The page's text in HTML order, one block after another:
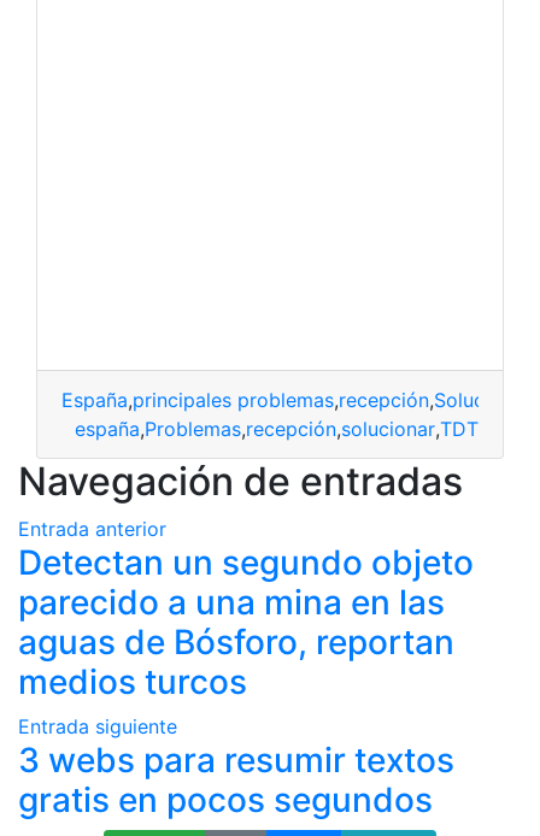
España,principales problemas,recepción,Solucionar
españa,Problemas,recepción,solucionar,TDT
Navegación de entradas
Entrada anterior
Detectan un segundo objeto
parecido a una mina en las
aguas de Bósforo, reportan
medios turcos
Entrada siguiente
3 webs para resumir textos
gratis en pocos segundos